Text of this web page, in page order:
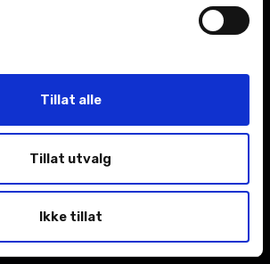
Tillat alle
Tillat utvalg
Ikke tillat
Kontakt oss